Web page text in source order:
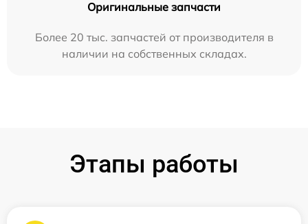
Оригинальные запчасти
Более 20 тыс. запчастей от производителя в
наличии на собственных складах.
Этапы работы